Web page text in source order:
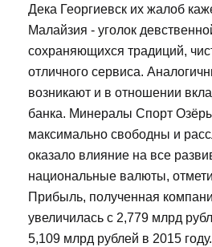
Дека Георгиевск их жалоб
Малайзия - уголок
сохраняющихся традиций,
отличного сервиса.
возникают и в отношении
банка. Минералы Спорт
максимально свободны и
оказало влияние на все
национальные валюты,
Прибыль, полученная
увеличилась с 2,779 млрд
5,109 млрд рублей в 2015